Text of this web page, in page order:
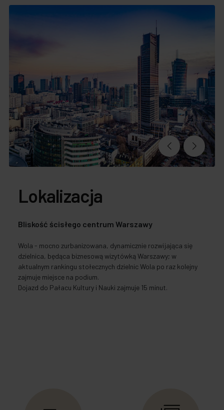
Lokalizacja
Bliskość ścisłego centrum Warszawy
Wola - mocno zurbanizowana, dynamicznie rozwijająca się
dzielnica, będąca biznesową wizytówką Warszawy; w
aktualnym rankingu stołecznych dzielnic Wola po raz kolejny
zajmuje miejsce na podium.
Dojazd do Pałacu Kultury i Nauki zajmuje 15 minut.